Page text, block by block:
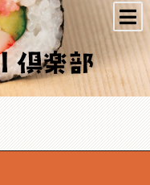
じかん